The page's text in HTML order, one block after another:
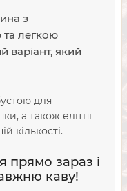
з
легкою
варіант, який
для
а також елітні
кількості.
прямо зараз і
каву!